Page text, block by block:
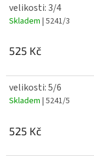
velikosti: 3/4
Skladem | 5241/3
525 Kč
velikosti: 5/6
Skladem | 5241/5
525 Kč